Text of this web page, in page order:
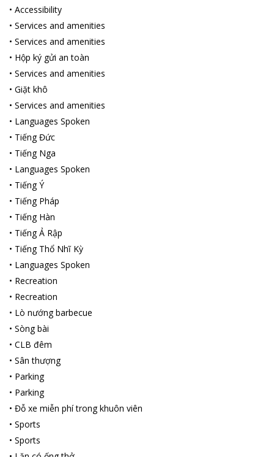
• Accessibility
• Services and amenities
• Services and amenities
• Hộp ký gửi an toàn
• Services and amenities
• Giặt khô
• Services and amenities
• Languages Spoken
• Tiếng Đức
• Tiếng Nga
• Languages Spoken
• Tiếng Ý
• Tiếng Pháp
• Tiếng Hàn
• Tiếng Ả Rập
• Tiếng Thổ Nhĩ Kỳ
• Languages Spoken
• Recreation
• Recreation
• Lò nướng barbecue
• Sòng bài
• CLB đêm
• Sân thượng
• Parking
• Parking
• Đỗ xe miễn phí trong khuôn viên
• Sports
• Sports